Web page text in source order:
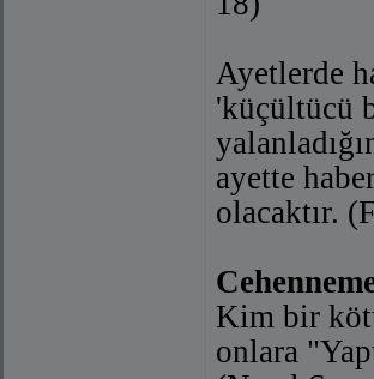
Ayetlerde
'küçültücü
ayette
olacaktır.
Kim bir
onlara